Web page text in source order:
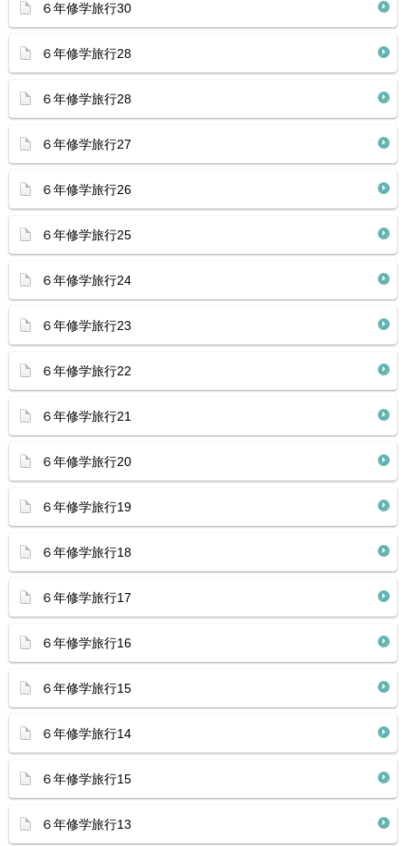
６年修学旅行30
６年修学旅行28
６年修学旅行28
６年修学旅行27
６年修学旅行26
６年修学旅行25
６年修学旅行24
６年修学旅行23
６年修学旅行22
６年修学旅行21
６年修学旅行20
６年修学旅行19
６年修学旅行18
６年修学旅行17
６年修学旅行16
６年修学旅行15
６年修学旅行14
６年修学旅行15
６年修学旅行13